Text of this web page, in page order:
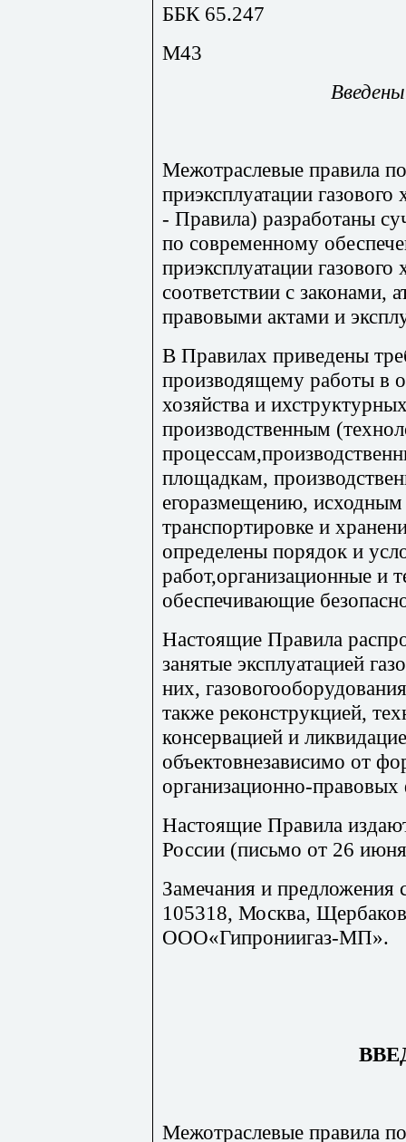
ББК 65.247
М43
Межотраслевые правила
приэксплуатации газового
- Правила) разработаны
по современному
приэксплуатации газового
соответствии с
правовыми актами и
В Правилах приведены
производящему работы в
хозяйства и
производственным
площадкам,
егоразмещению, исходным
транспортировке и
определены порядок и
работ,организационные и
обеспечивающие
Настоящие Правила
занятые эксплуатацией
них,
также реконструкцией,
консервацией и
объектовнезависимо от
организационно-
Настоящие Правила
России (письмо от 26
Замечания и предложения
105318, Москва,
ООО«Гипрониигаз-МП».
Межотраслевые правила